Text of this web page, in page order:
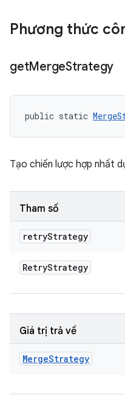
Phương thức
getMergeStrategy
public static
Tạo chiến lược hợp nhất
Tham số
retryStrategy
RetryStrategy
Giá trị trả về
MergeStrategy